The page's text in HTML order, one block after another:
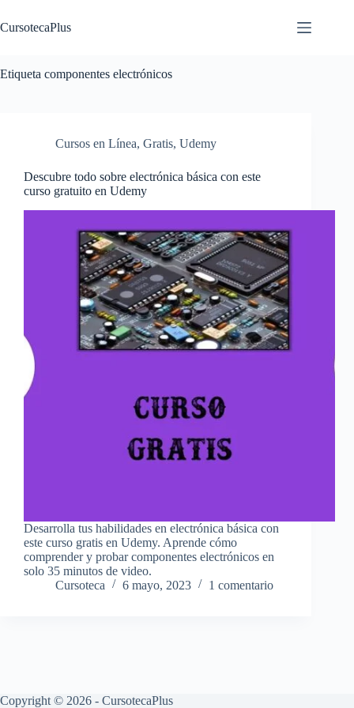
al
contenido
CursotecaPlus
Etiqueta componentes electrónicos
Cursos en Línea, Gratis, Udemy
Descubre todo sobre electrónica básica con este
curso gratuito en Udemy
Desarrolla tus habilidades en electrónica básica con
este curso gratis en Udemy. Aprende cómo
comprender y probar componentes electrónicos en
solo 35 minutos de video.
Cursoteca
6 mayo, 2023 1 comentario
Copyright © 2026 - CursotecaPlus